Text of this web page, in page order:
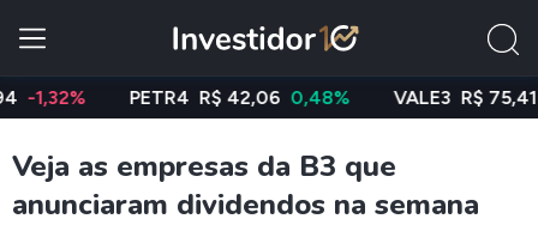
PETR4 R$ 42,06 0,48% VALE3 R$ 75,41 -
Veja as empresas da B3 que
anunciaram dividendos na semana